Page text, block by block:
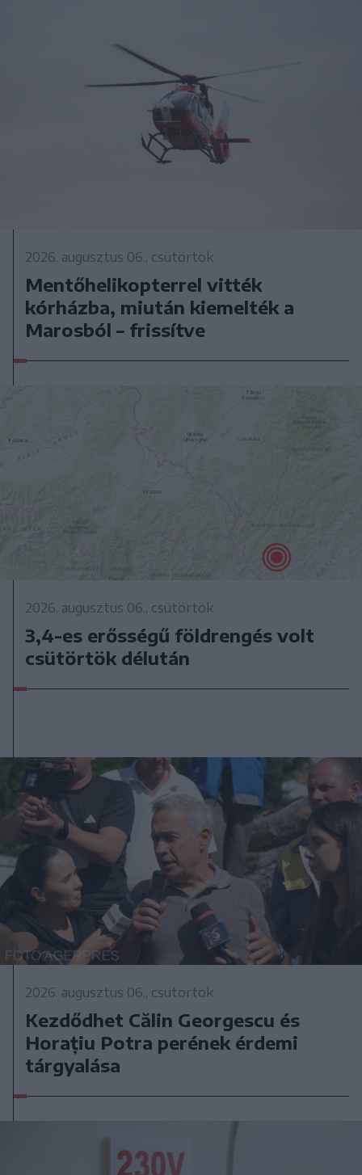
2026. augusztus 06., csütörtök
Mentőhelikopterrel vitték
kórházba, miután kiemelték a
Marosból – frissítve
2026. augusztus 06., csütörtök
3,4-es erősségű földrengés volt
csütörtök délután
2026. augusztus 06., csütörtök
Kezdődhet Călin Georgescu és
Horațiu Potra perének érdemi
tárgyalása